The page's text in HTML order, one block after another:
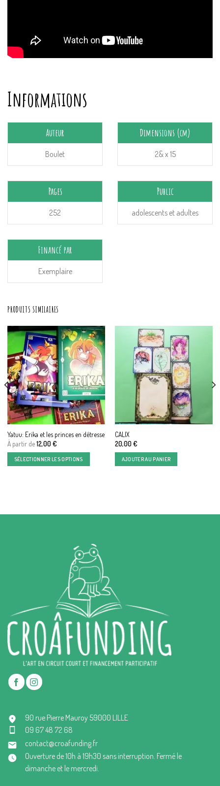
Informations
Auteur
Boulet
Dimensions (cm)
2& x 15
Pages
252
Public
adolescents et adultes
Financé par
Exemplaire
PRODUITS SIMILAIRES
Yatuu: Erika et les princes en détresse
À partir de12,00€
SÉLECTIONNER LES OPTIONS
CALIX
20,00€
AJOUTER AU PANIER
90 rue Pierre Mauroy 59000 LILLE
09 67 48 72 68
contact@croafunding.fr
Ouverture de 10h à 19h30 sans interruption. Fermé le
dimanche et le mercredi.